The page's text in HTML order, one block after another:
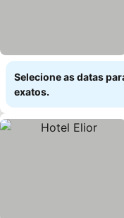
Selecione as datas
exatos.